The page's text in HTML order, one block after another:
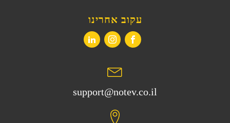
עקוב אחרינו
support@notev.co.il